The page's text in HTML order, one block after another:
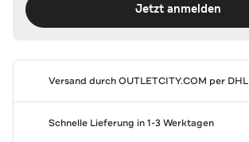
Jetzt anmelden
Versand durchOUTLETCITY.COM per DHL
Schnelle Lieferung in 1-3 Werktagen